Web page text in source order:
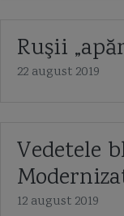
Ruşii
22 august 2019
Vedetele
12 august 2019